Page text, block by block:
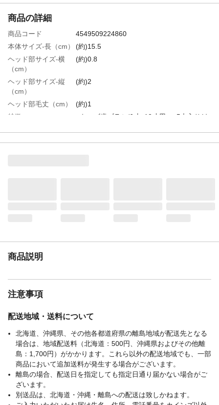
商品の詳細
商品コード
4549509224860
本体サイズ-長（cm）
(約)15.5
ヘッド部サイズ-横
（cm）
(約)0.8
ヘッド部サイズ-縦
（cm）
(約)2
ヘッド部毛丈（cm）
(約)1
特徴
●キッズ歯ブラシ/6才~12才用 ●5本入り(キ
水につけないでください。変色・変形する
商品説明
注意事項
配送地域・送料について
北海道、沖縄県、その他各都道府県の離島地域が配送先となる
場合は、地域配送料（北海道：500円、沖縄県およびその他離
島：1,700円）がかかります。これら以外の配送地域でも、一部
商品において追加送料が発生する場合がございます。
離島の場合、配送日を指定しても指定日通り届かない場合がご
ざいます。
別送品は、北海道・沖縄・離島への配送は致しかねます。